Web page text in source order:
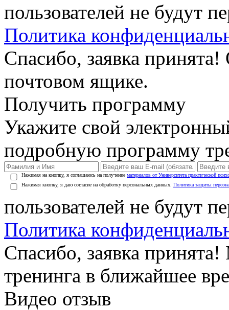
пользователей не будут
Политика
Спасибо, заявка
почтовом ящике.
Получить программу
Укажите свой
подробную программу
Нажимая на кнопку, я соглашаюсь на получение материалов от Университета практической
Нажимая кнопку, я даю согласие на обработку персональных данных. Политика защиты
пользователей не будут
Политика
Спасибо, заявка
тренинга в ближайшее
Видео отзыв